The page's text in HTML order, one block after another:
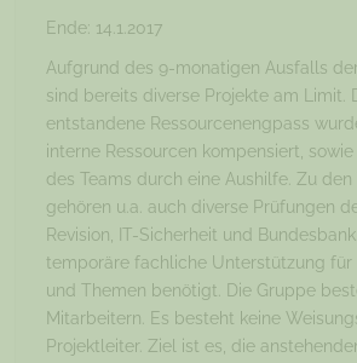
Ende: 14.1.2017
Aufgrund des 9-monatigen Ausfalls
sind bereits diverse Projekte am Limit.
entstandene Ressourcenengpass
interne Ressourcen kompensiert,
des Teams durch eine Aushilfe. Zu
gehören u.a. auch diverse Prüfungen
Revision, IT-Sicherheit und
temporäre fachliche Unterstützung für
und Themen benötigt. Die Gruppe
Mitarbeitern. Es besteht keine
Projektleiter. Ziel ist es, die